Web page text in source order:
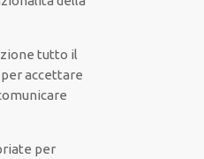
tutto il
per accettare
per